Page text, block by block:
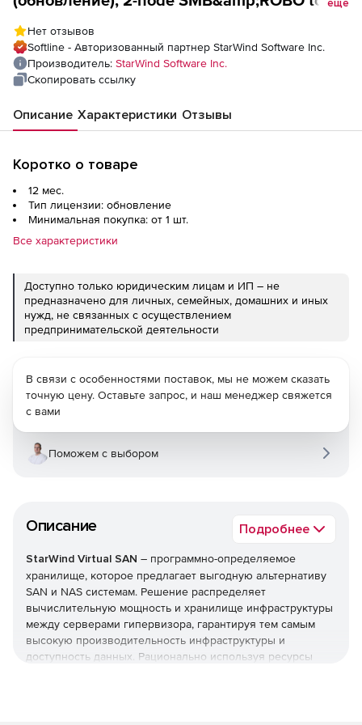
Virtual SAN for vSphere (2nodes), 1 year of
Standard ASM
еще
Нет отзывов
Softline - Авторизованный партнер StarWind Software Inc.
Производитель: StarWind Software Inc.
Скопировать ссылку
Описание Характеристики Отзывы
Коротко о товаре
12 мес.
Тип лицензии: обновление
Минимальная покупка: от 1 шт.
Все характеристики
Доступно только юридическим лицам и ИП – не
предназначено для личных, семейных, домашних и иных
нужд, не связанных с осуществлением
предпринимательской деятельности
Описание Подробнее
StarWind Virtual SAN – программно-определяемое
хранилище, которое предлагает выгодную альтернативу
SAN и NAS системам. Решение распределяет
вычислительную мощность и хранилище инфраструктуры
между серверами гипервизора, гарантируя тем самым
высокую производительность инфраструктуры и
доступность данных. Рационально используя ресурсы
В связи с особенностями поставок, мы не можем сказать
точную цену. Оставьте запрос, и наш менеджер свяжется
с вами
Поможем с выбором